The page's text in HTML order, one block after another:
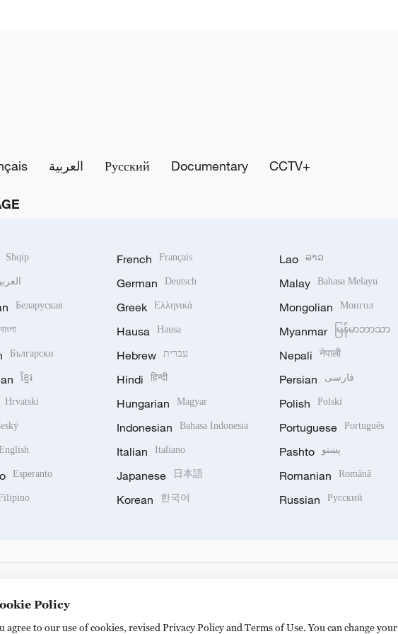
العربية Русский Documentary CCTV+
Shqip
Беларуская
বাংলা
Български
ខ្មែរ
Hrvatski
Esperanto
French Français
German Deutsch
Greek Ελληνικά
Hausa Hausa
Hebrew עברית
Hindi हिन्दी
Hungarian Magyar
Indonesian Bahasa Indonesia
Italian Italiano
Japanese 日本語
Korean 한국어
Lao ລາວ
Malay Bahasa Melayu
Mongolian Монгол
Myanmar မြန်မာဘာသာ
Nepali नेपाली
Persian فارسی
Polish Polski
Portuguese Português
Pashto پښتو
Romanian Română
Russian Русский
Policy
to our use of cookies, revised Privacy Policy and Terms of Use. You can change your